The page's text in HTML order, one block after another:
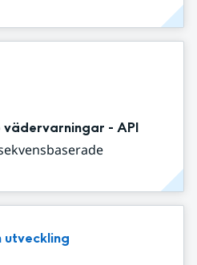
vädervarningar - API
utveckling